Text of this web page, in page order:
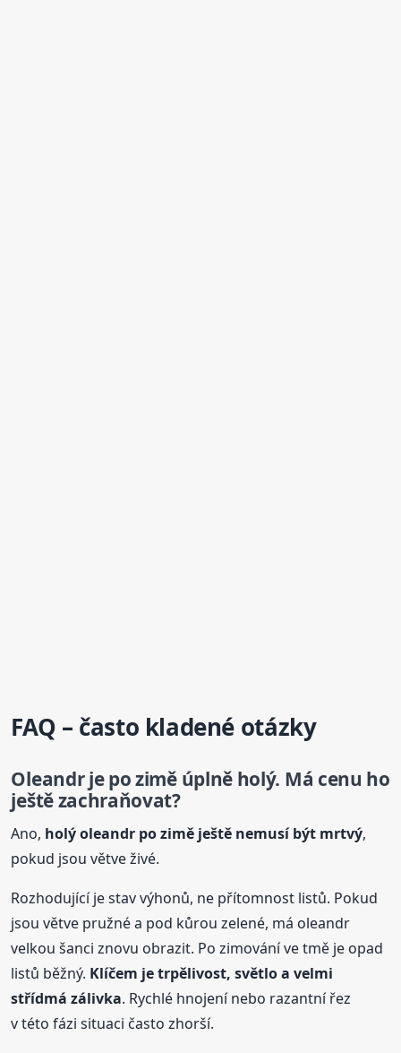
FAQ – často kladené otázky
Oleandr jepo ziměúplně holý. Má cenu ho
ještě zachraňovat?
Ano, holý oleandr po zimě ještě nemusí být mrtvý,
pokud jsou větve živé.
Rozhodující je stav výhonů, ne přítomnost listů. Pokud
jsou větve pružné a pod kůrou zelené, má oleandr
velkou šanci znovu obrazit. Po zimování ve tmě je opad
listů běžný. Klíčem je trpělivost, světlo a velmi
střídmá zálivka. Rychlé hnojení nebo razantní řez
v této fázi situaci často zhorší.